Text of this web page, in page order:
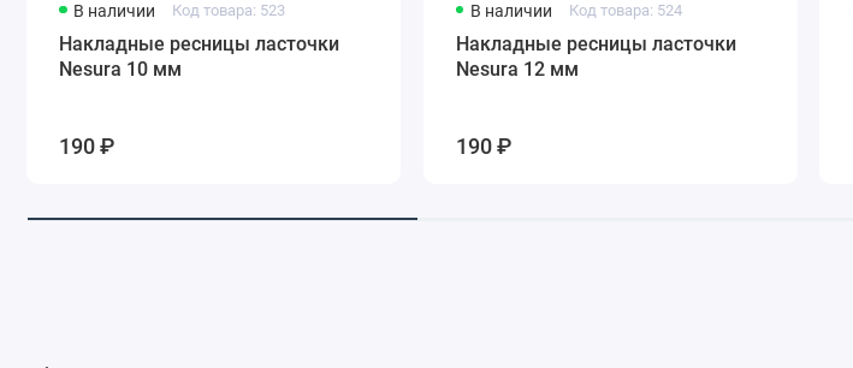
В наличии Код товара: 523
Накладные ресницы ласточки
Nesura 10 мм
190 ₽
В наличии Код товара: 524
Накладные ресницы ласточки
Nesura 12 мм
190 ₽